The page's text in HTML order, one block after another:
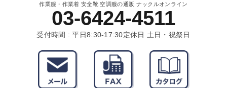
作業服・作業着 安全靴 空調服の通販 ナックルオンライン
03-6424-4511
受付時間 : 平日8:30-17:30定休日 土日・祝祭日